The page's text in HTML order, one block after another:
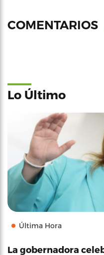
COMENTARIOS
Lo Último
Última Hora
La gobernadora